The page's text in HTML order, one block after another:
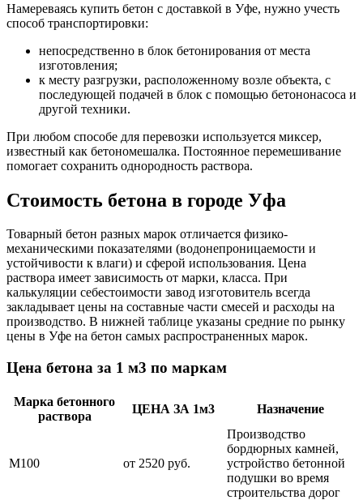
Намереваясь купить бетон с доставкой в Уфе, нужно учесть
способ транспортировки:
непосредственно в блок бетонирования от места
изготовления;
к месту разгрузки, расположенному возле объекта, с
последующей подачей в блок с помощью бетононасоса и
другой техники.
При любом способе для перевозки используется миксер,
известный как бетономешалка. Постоянное перемешивание
помогает сохранить однородность раствора.
Стоимость бетона в городе Уфа
Товарный бетон разных марок отличается физико-
механическими показателями (водонепроницаемости и
устойчивости к влаги) и сферой использования. Цена
раствора имеет зависимость от марки, класса. При
калькуляции себестоимости завод изготовитель всегда
закладывает цены на составные части смесей и расходы на
производство. В нижней таблице указаны средние по рынку
цены в Уфе на бетон самых распространенных марок.
Цена бетона за 1 м3 по маркам
Марка бетонного
раствора
ЦЕНА ЗА 1м3 Назначение
М100 от 2520 руб.
Производство
бордюрных камней,
устройство бетонной
подушки во время
строительства дорог